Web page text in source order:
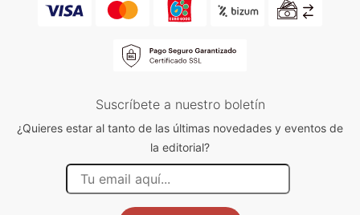
Suscríbete a nuestro boletín
¿Quieres estar al tanto de las últimas novedades y eventos de
la editorial?